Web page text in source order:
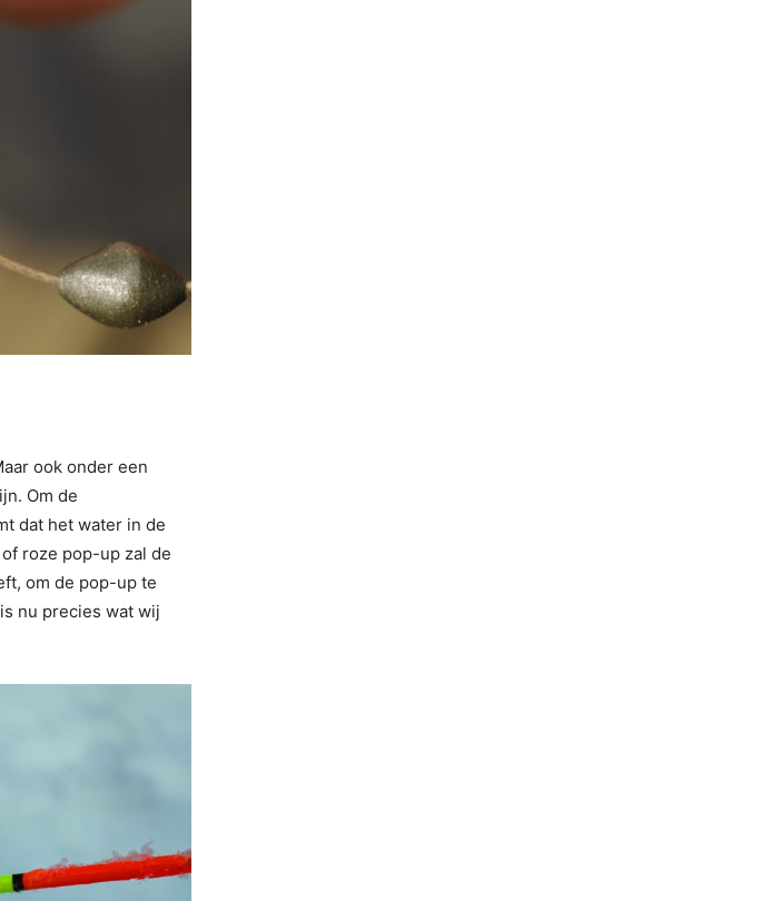
ook onder een
Om de
dat het water in de
roze pop-up zal de
om de pop-up te
nu precies wat wij